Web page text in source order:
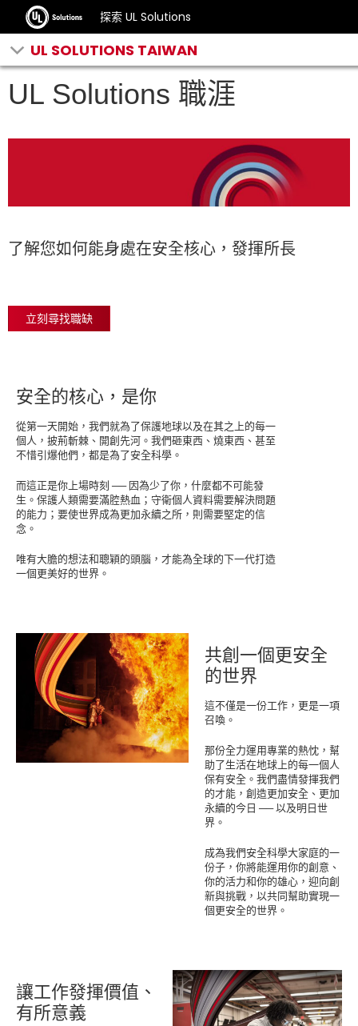
探索 UL Solutions
UL SOLUTIONS TAIWAN
UL Solutions 職涯
了解您如何能身處在安全核心，發揮所長
立刻尋找職缺
安全的核心，是你
從第一天開始，我們就為了保護地球以及在其之上的每一
個人，披荊斬棘、開創先河。我們砸東西、燒東西、甚至
不惜引爆他們，都是為了安全科學。
而這正是你上場時刻 ── 因為少了你，什麼都不可能發
生。保護人類需要滿腔熱血；守衛個人資料需要解決問題
的能力；要使世界成為更加永續之所，則需要堅定的信
念。
唯有大膽的想法和聰穎的頭腦，才能為全球的下一代打造
一個更美好的世界。
共創一個更安全
的世界
這不僅是一份工作，更是一項
召喚。
那份全力運用專業的熱忱，幫
助了生活在地球上的每一個人
保有安全。我們盡情發揮我們
的才能，創造更加安全、更加
永續的今日 ── 以及明日世
界。
成為我們安全科學大家庭的一
份子，你將能運用你的創意、
你的活力和你的雄心，迎向創
新與挑戰，以共同幫助實現一
個更安全的世界。
讓工作發揮價值、
有所意義